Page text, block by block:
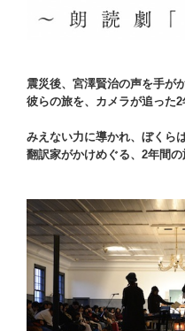
震災後、宮澤賢治の声を手が
彼らの旅を、カメラが追った2
みえない力に導かれ、ぼくら
翻訳家がかけめぐる、2年間の